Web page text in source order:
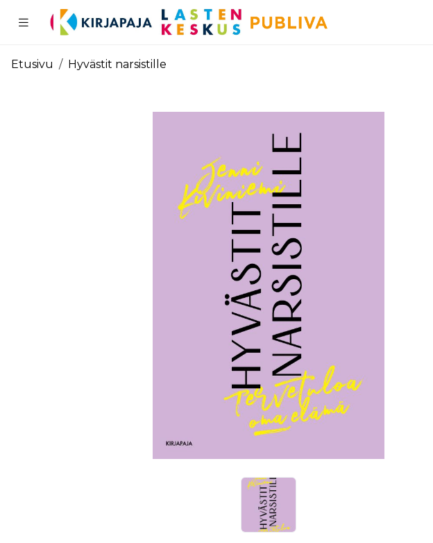
Etusivu Hyvästit narsistille